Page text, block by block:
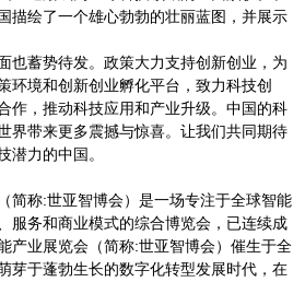
描绘了一个雄心勃勃的壮丽蓝图，并展示
也蓄势待发。政策大力支持创新创业，为
环境和创新创业孵化平台，致力科技创
作，推动科技应用和产业升级。中国的科
界带来更多震撼与惊喜。让我们共同期待
潜力的中国。
简称:世亚智博会）是一场专注于全球智能
服务和商业模式的综合博览会，已连续成
产业展览会（简称:世亚智博会）催生于全
芽于蓬勃生长的数字化转型发展时代，在